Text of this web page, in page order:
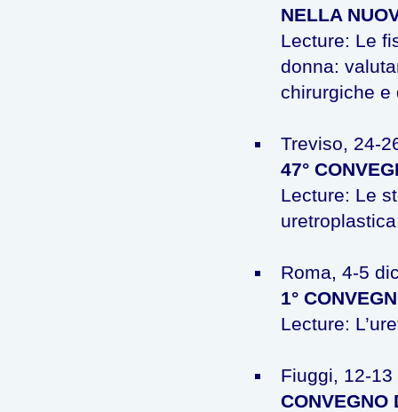
NELLA
Lecture: Le
donna:
chirurgiche e
Treviso, 24-
47°
Lecture: Le
Roma, 4-5
1°
Lecture:
Fiuggi, 12-
CONVEGNO